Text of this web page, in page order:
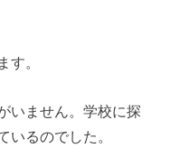
す。
いません。学校に探
いるのでした。